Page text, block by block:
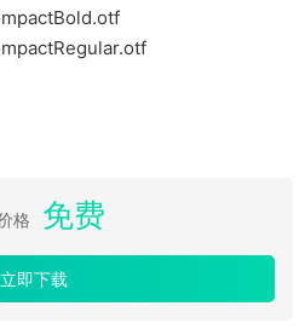
格 免费
立即下载